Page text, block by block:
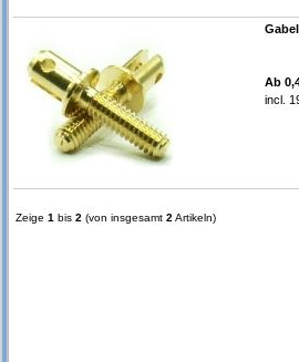
Ab
incl.
Zeige 1 bis 2 (von insgesamt 2 Artikeln)